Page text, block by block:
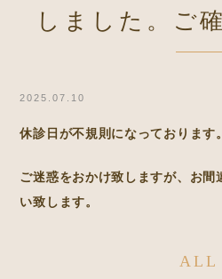
しました。ご
2025.07.10
休診日が不規則になっております。
ご迷惑をおかけ致しますが、お間
い致します。
ALL